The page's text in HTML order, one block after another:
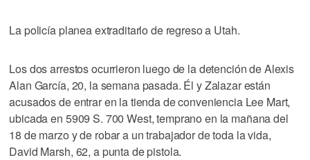
La policía planea extraditarlo de regreso a Utah.
Los dos arrestos ocurrieron luego de la detención de Alexis
Alan García, 20, la semana pasada. Él y Zalazar están
acusados de entrar en la tienda de conveniencia Lee Mart,
ubicada en 5909 S. 700 West, temprano en la mañana del
18 de marzo y de robar a un trabajador de toda la vida,
David Marsh, 62, a punta de pistola.